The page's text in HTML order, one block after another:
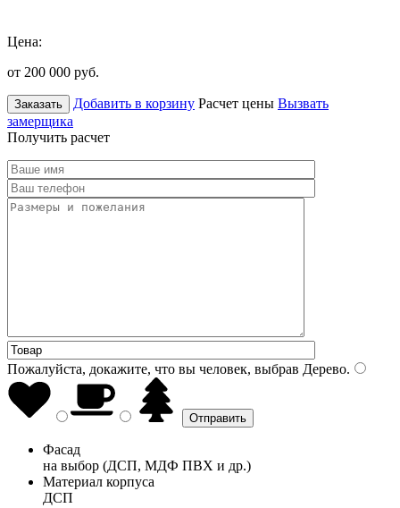
Цена:
от 200 000 руб.
Заказать Добавить в корзину Расчет цены Вызвать
замерщика
Получить расчет
Пожалуйста, докажите, что вы человек, выбрав Дерево.
Фасад
на выбор (ДСП, МДФ ПВХ и др.)
Материал корпуса
ДСП